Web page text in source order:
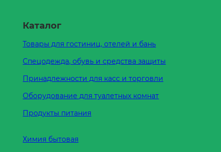
Каталог
Товары для гостиниц, отелей и бань
Спецодежда, обувь и средства защиты
Принадлежности для касс и торговли
Оборудование для туалетных комнат
Продукты питания
Химия бытовая